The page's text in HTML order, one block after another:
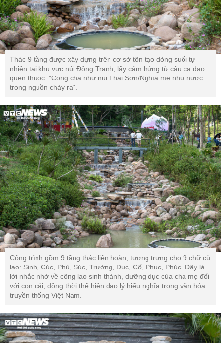
Thác 9 tầng được xây dựng trên cơ sở tôn tạo dòng suối tự
nhiên tại khu vực núi Động Tranh, lấy cảm hứng từ câu ca dao
quen thuộc: "Công cha như núi Thái Sơn/Nghĩa mẹ như nước
trong nguồn chảy ra".
Công trình gồm 9 tầng thác liên hoàn, tượng trưng cho 9 chữ cù
lao: Sinh, Cúc, Phủ, Súc, Trưởng, Dục, Cố, Phục, Phúc. Đây là
lời nhắc nhở về công lao sinh thành, dưỡng dục của cha mẹ đối
với con cái, đồng thời thể hiện đạo lý hiếu nghĩa trong văn hóa
truyền thống Việt Nam.